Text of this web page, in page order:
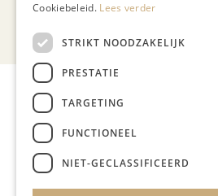
Gerelateerd
KUNST &
Cookiebeleid. Lees verder
STRIKT NOODZAKELIJK
PRESTATIE
TARGETING
FUNCTIONEEL
NIET-GECLASSIFICEERD